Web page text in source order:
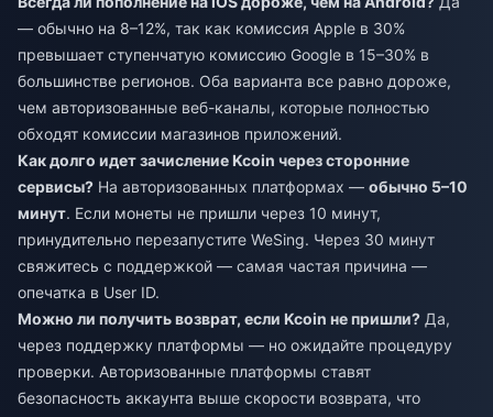
— обычно на 8–12%, так как комиссия Apple в 30%
превышает ступенчатую комиссию Google в 15–30% в
большинстве регионов. Оба варианта все равно дороже,
чем авторизованные веб-каналы, которые полностью
обходят комиссии магазинов приложений.
Как долго идет зачисление Kcoin через сторонние
сервисы? На авторизованных платформах — обычно 5–10
минут. Если монеты не пришли через 10 минут,
принудительно перезапустите WeSing. Через 30 минут
свяжитесь с поддержкой — самая частая причина —
опечатка в User ID.
Можно ли получить возврат, если Kcoin не пришли? Да,
через поддержку платформы — но ожидайте процедуру
проверки. Авторизованные платформы ставят
безопасность аккаунта выше скорости возврата, что